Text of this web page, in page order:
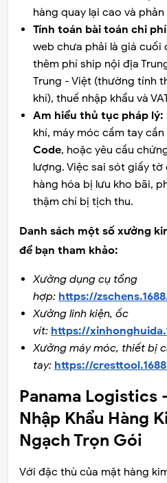
hàng quay lại cao và
Tính toán bài toán chi
web chưa phải là giá cuối
thêm phí ship nội địa
Trung - Việt (thường tính
khí), thuế nhập khẩu và
Am hiểu thủ tục pháp lý:
khí, máy móc cầm tay
Code, hoặc yêu cầu
lượng. Việc sai sót giấy
hàng hóa bị lưu kho bãi,
thậm chí bị tịch thu.
Danh sách một số xưởng
để bạn tham khảo:
Xưởng dụng cụ tổng
hợp: https://
Xưởng linh kiện, ốc
vít: https://
Xưởng máy móc, thiết bị
tay: https://
Panama Logistics
Nhập Khẩu Hàng
Ngạch Trọn Gói
Với đặc thù của mặt hàng